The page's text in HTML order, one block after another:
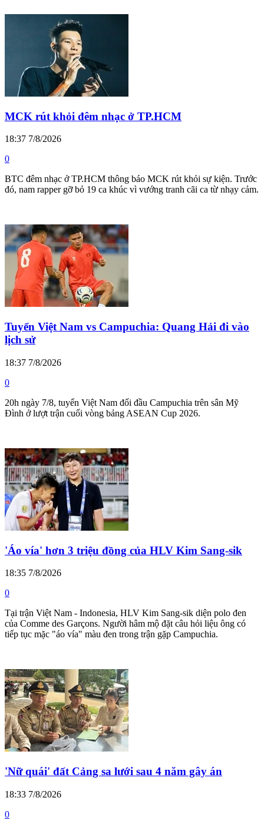
MCK rút khỏi đêm nhạc ở TP.HCM
18:37 7/8/2026
0
BTC đêm nhạc ở TP.HCM thông báo MCK rút khỏi sự kiện. Trước
đó, nam rapper gỡ bỏ 19 ca khúc vì vướng tranh cãi ca từ nhạy cảm.
Tuyển Việt Nam vs Campuchia: Quang Hải đi vào
lịch sử
18:37 7/8/2026
0
20h ngày 7/8, tuyển Việt Nam đối đầu Campuchia trên sân Mỹ
Đình ở lượt trận cuối vòng bảng ASEAN Cup 2026.
'Áo vía' hơn 3 triệu đồng của HLV Kim Sang-sik
18:35 7/8/2026
0
Tại trận Việt Nam - Indonesia, HLV Kim Sang-sik diện polo đen
của Comme des Garçons. Người hâm mộ đặt câu hỏi liệu ông có
tiếp tục mặc "áo vía" màu đen trong trận gặp Campuchia.
'Nữ quái' đất Cảng sa lưới sau 4 năm gây án
18:33 7/8/2026
0